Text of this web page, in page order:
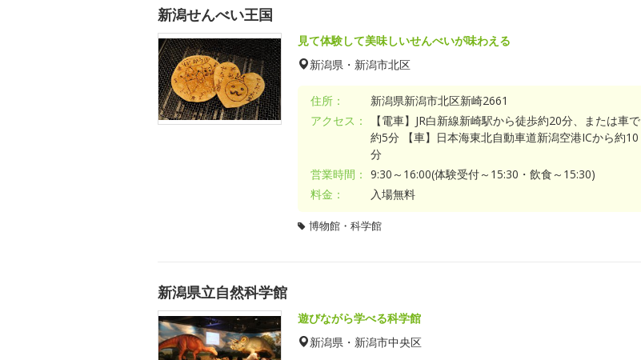
新潟せんべい王国
見て体験して美味しいせんべいが味わえる
新潟県・新潟市北区
住所：
新潟県新潟市北区新崎2661
アクセス：
【電車】JR白新線新崎駅から徒歩約20分、または車で
約5分 【車】日本海東北自動車道新潟空港ICから約10
分
営業時間： 9:30～16:00(体験受付～15:30・飲食～15:30)
料金：
入場無料
博物館・科学館
新潟県立自然科学館
遊びながら学べる科学館
新潟県・新潟市中央区